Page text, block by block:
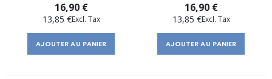
16,90 €
13,85 €
AJOUTER AU PANIER
16,90 €
13,85 €
AJOUTER AU PANIER